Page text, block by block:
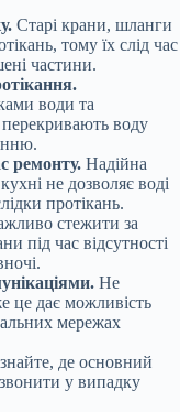
Старі крани, шланги
тому їх слід час
частини.
води та
воду
ремонту. Надійна
не дозволяє воді
протікань.
стежити за
під час відсутності
Не
це дає можливість
мережах
де основний
у випадку